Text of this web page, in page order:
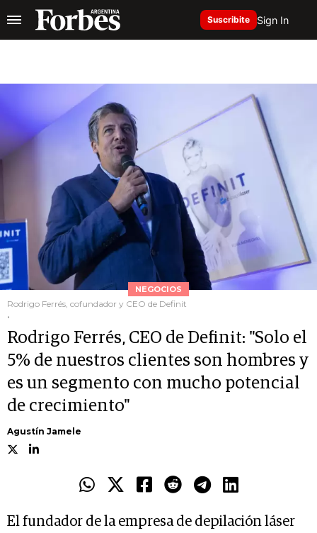
Suscribite Sign In
NEGOCIOS
Rodrigo Ferrés, cofundador y CEO de Definit
.
Rodrigo Ferrés, CEO de Definit: "Solo el
5% de nuestros clientes son hombres y
es un segmento con mucho potencial
de crecimiento"
Agustín Jamele
El fundador de la empresa de depilación láser